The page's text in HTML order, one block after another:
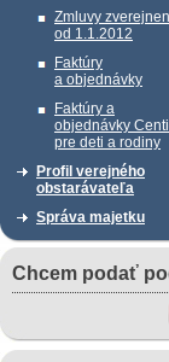
Zmluvy
od 1.1.2012
Faktúry
a objednávky
Faktúry a
objednávky
pre deti a rodiny
Profil verejného
obstarávateľa
Správa majetku
Chcem podať